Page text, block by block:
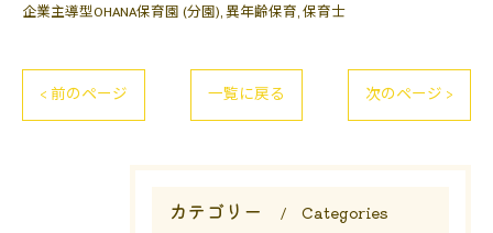
企業主導型OHANA保育園 (分園) 異年齢保育 保育士
< 前のページ 一覧に戻る 次のページ >
カテゴリー Categories